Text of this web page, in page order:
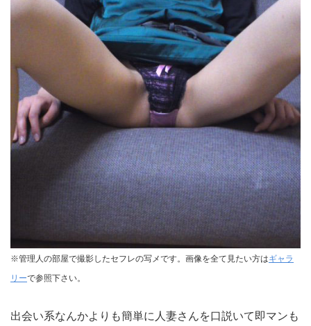
※管理人の部屋で撮影したセフレの写メです。画像を全て見たい方はギャラ
リーで参照下さい。
出会い系なんかよりも簡単に人妻さんを口説いて即マンも